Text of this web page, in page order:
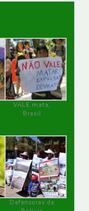
VALE mata,
Brasil
Defensoras de